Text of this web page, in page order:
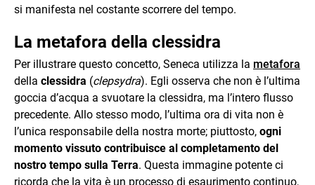
si manifesta nel costante scorrere del tempo.
La metafora della clessidra
Per illustrare questo concetto, Seneca utilizza la metafora
della clessidra (clepsydra). Egli osserva che non è l’ultima
goccia d’acqua a svuotare la clessidra, ma l’intero flusso
precedente. Allo stesso modo, l’ultima ora di vita non è
l’unica responsabile della nostra morte; piuttosto, ogni
momento vissuto contribuisce al completamento del
nostro tempo sulla Terra. Questa immagine potente ci
ricorda che la vita è un processo di esaurimento continuo,